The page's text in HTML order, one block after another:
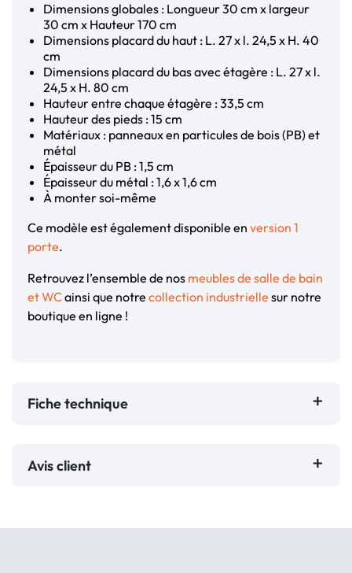
Dimensions globales : Longueur 30 cm x largeur
30 cm x Hauteur 170 cm
Dimensions placard du haut : L. 27 x l. 24,5 x H. 40
cm
Dimensions placard du bas avec étagère : L. 27 x l.
24,5 x H. 80 cm
Hauteur entre chaque étagère : 33,5 cm
Hauteur des pieds : 15 cm
Matériaux : panneaux en particules de bois (PB) et
métal
Épaisseur du PB : 1,5 cm
Épaisseur du métal : 1,6 x 1,6 cm
À monter soi-même
Ce modèle est également disponible en version 1
porte.
Retrouvez l’ensemble de nos meubles de salle de bain
et WCainsi que notre collection industrielle sur notre
boutique en ligne !
Fiche technique
Avis client